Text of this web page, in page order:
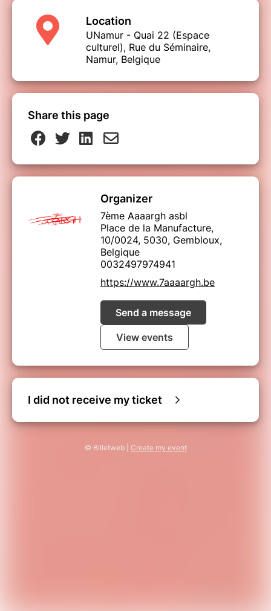
Un célèbre podcaster américain, connu pour ses
sujets farfelus, se rend au Canada pour interviewer un
vieil homme totalement fasciné par les morses. Leur
rencontre va très vite dégénérer…
Location
UNamur - Quai 22 (Espace
culturel), Rue du Séminaire,
Namur, Belgique
Share this page
Organizer
7ème Aaaargh asbl
Place de la Manufacture,
10/0024, 5030, Gembloux,
Belgique
0032497974941
https://www.7aaaargh.be
Send a message
View events
I did not receive my ticket
© Billetweb | Create my event